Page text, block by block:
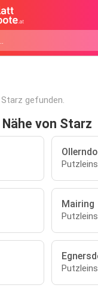
gefunden.
von Starz
Mairing